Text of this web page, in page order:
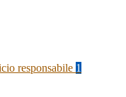
responsabile 1